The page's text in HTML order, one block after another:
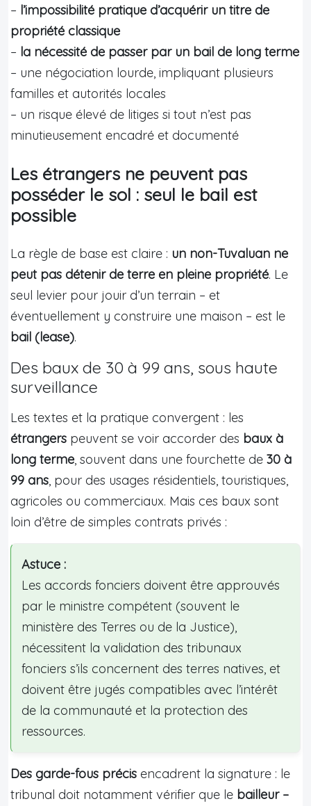
– l’impossibilité pratique d’acquérir un titre de
propriété classique
– la nécessité de passer par un bail de long terme
– une négociation lourde, impliquant plusieurs
familles et autorités locales
– un risque élevé de litiges si tout n’est pas
minutieusement encadré et documenté
Les étrangers ne peuvent pas
posséder le sol : seul le bail est
possible
La règle de base est claire : un non-Tuvaluan ne
peut pas détenir de terre en pleine propriété. Le
seul levier pour jouir d’un terrain – et
éventuellement y construire une maison – est le
bail (lease).
Des baux de 30 à 99 ans, sous haute
surveillance
Les textes et la pratique convergent : les
étrangers peuvent se voir accorder des baux à
long terme, souvent dans une fourchette de 30 à
99 ans, pour des usages résidentiels, touristiques,
agricoles ou commerciaux. Mais ces baux sont
loin d’être de simples contrats privés :
Astuce :
Les accords fonciers doivent être approuvés
par le ministre compétent (souvent le
ministère des Terres ou de la Justice),
nécessitent la validation des tribunaux
fonciers s’ils concernent des terres natives, et
doivent être jugés compatibles avec l’intérêt
de la communauté et la protection des
ressources.
Des garde-fous précis encadrent la signature : le
tribunal doit notamment vérifier que le bailleur –